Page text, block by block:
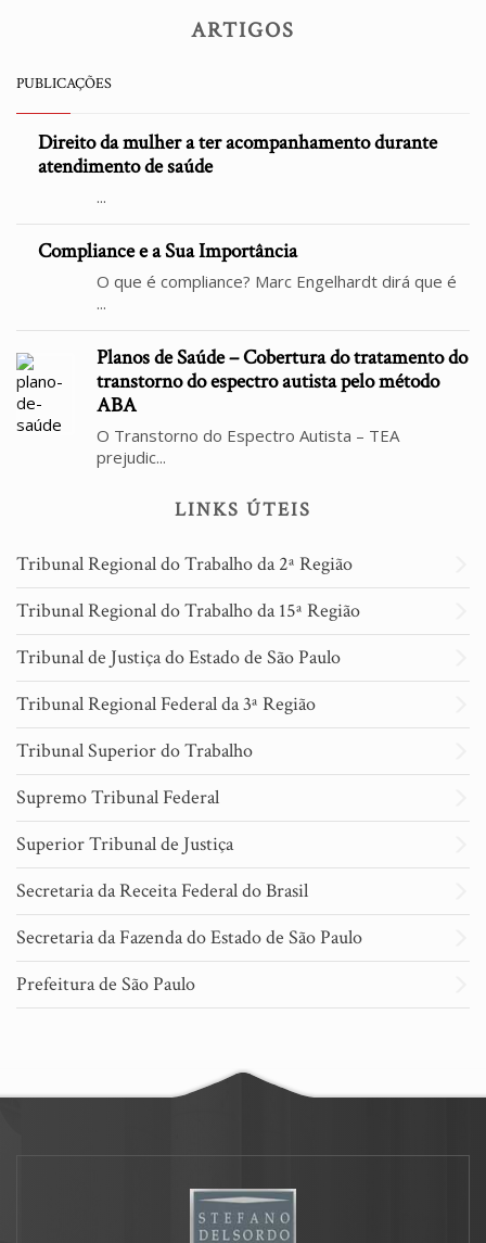
ARTIGOS
PUBLICAÇÕES
Direito da mulher a ter acompanhamento durante
atendimento de saúde
...
Compliance e a Sua Importância
O que é compliance? Marc Engelhardt dirá que é
...
Planos de Saúde – Cobertura do tratamento do
transtorno do espectro autista pelo método
ABA
O Transtorno do Espectro Autista – TEA
prejudic...
LINKS ÚTEIS
Tribunal Regional do Trabalho da 2ª Região
Tribunal Regional do Trabalho da 15ª Região
Tribunal de Justiça do Estado de São Paulo
Tribunal Regional Federal da 3ª Região
Tribunal Superior do Trabalho
Supremo Tribunal Federal
Superior Tribunal de Justiça
Secretaria da Receita Federal do Brasil
Secretaria da Fazenda do Estado de São Paulo
Prefeitura de São Paulo